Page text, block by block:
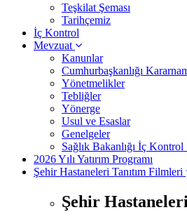
Teşkilat Şeması
Tarihçemiz
İç Kontrol
Mevzuat
Kanunlar
Cumhurbaşkanlığı
Yönetmelikler
Tebliğler
Yönerge
Usul ve Esaslar
Genelgeler
Sağlık Bakanlığı İç
2026 Yılı Yatırım Programı
Şehir Hastaneleri Tanıtım Filmleri
Şehir